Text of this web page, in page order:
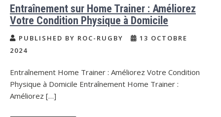
Entraînement sur Home Trainer : Améliorez
Votre Condition Physique à Domicile
PUBLISHED BY ROC-RUGBY
13 OCTOBRE
2024
Entraînement Home Trainer : Améliorez Votre Condition
Physique à Domicile Entraînement Home Trainer :
Améliorez […]